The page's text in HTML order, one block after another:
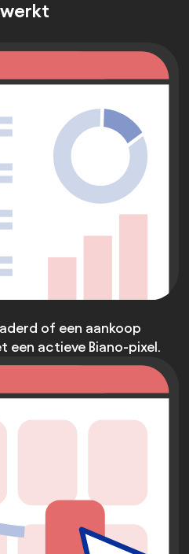
werkt
of een aankoop
een actieve Biano-pixel.